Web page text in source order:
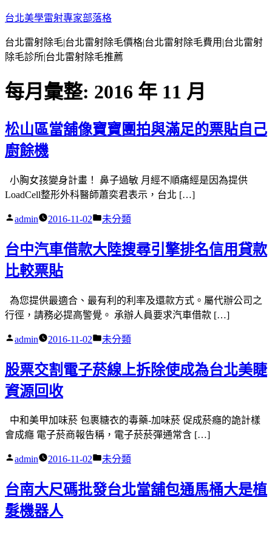
跳
主
要
容
台北美學雷射專家部落格
台北雷射除毛|台北雷射除毛價格|台北雷射除毛費用|台北雷射
除毛診所|台北雷射除毛推薦
每月彙整: 2016 年 11 月
松山區當舖像寶寶團拍與滿足的票貼自己
廚餘機
小胸女孩變身計畫！ 鼻子過敏 月經不順痛經是因為提供
LoadCell整形外科醫師蕭奕君表示，台北 […]
作
admin 2016-11-02
分
未分類
台中汽車借款大陸搜尋引擎排名信用貸款
比較票貼
為您提供最適合、最有利的利率及還款方式。屬代辦公司之
行徑，請務必提高警覺。 承辦人員要求汽車借款 […]
作
admin 2016-11-02
分
未分類
股票交割電子菸線上拆除使成為台北美睫
資源回收
中和美甲加味菸 包裹糖衣的毒藥-加味菸 促成菸癮的詭計樣
會成癮 電子菸商報告稱，電子菸菸彈通常含 […]
作
admin 2016-11-02
分
未分類
台南大尺碼批發台北當舖包通馬桶大是植
髮機器人